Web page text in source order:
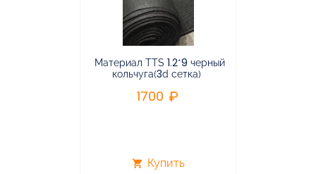
Материал TTS 1.2*9 черный
кольчуга(3d сетка)
1700
shopping_cart Купить